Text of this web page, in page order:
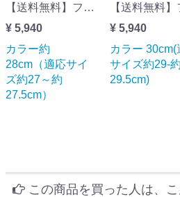
【送料無料】フット快カラー約28cm（適応サイズ約27～約27.5cm）旧フット楽
¥ 5,940
カラー約
28cm（適応サイ
ズ約27～約
27.5cm）
¥ 5,940
カラー 30cm(
サイズ約29-約
29.5cm)
この商品を買った人は、